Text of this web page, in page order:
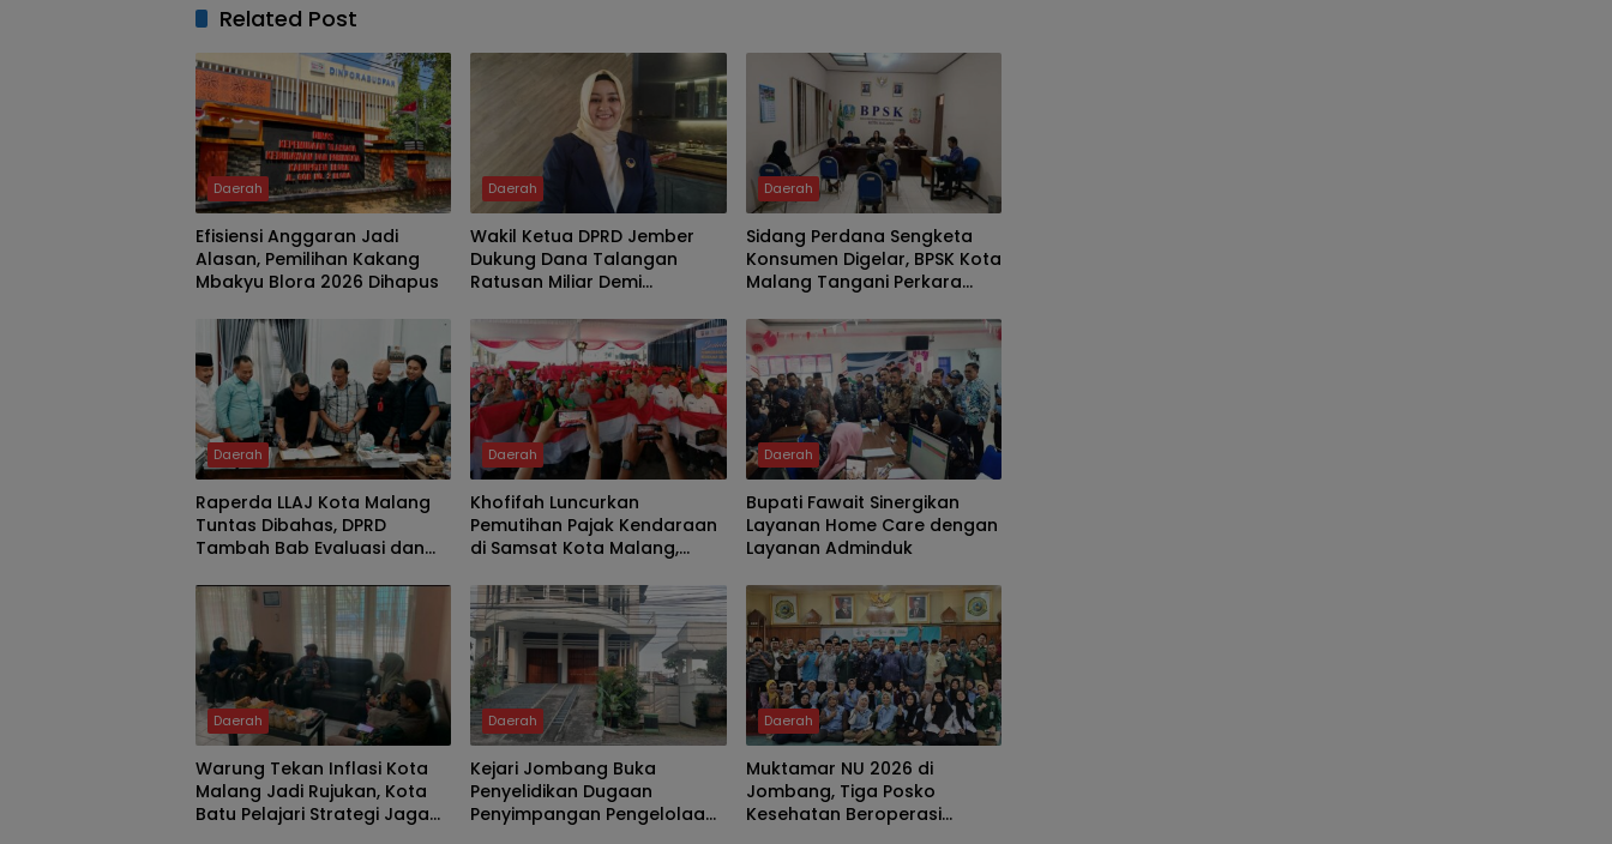
Related Post
Daerah
Efisiensi Anggaran Jadi
Alasan, Pemilihan Kakang
Mbakyu Blora 2026 Dihapus
Daerah
Wakil Ketua DPRD Jember
Dukung Dana Talangan
Ratusan Miliar Demi
dan Layanan Publik
Daerah
Sidang Perdana Sengketa
Konsumen Digelar, BPSK Kota
Malang Tangani Perkara
Majusari
Daerah
Raperda LLAJ Kota Malang
Tuntas Dibahas, DPRD
Tambah Bab Evaluasi dan
Demi Keselamatan Warga
Daerah
Khofifah Luncurkan
Pemutihan Pajak Kendaraan
di Samsat Kota Malang,
Meriahkan HUT RI
Daerah
Bupati Fawait Sinergikan
Layanan Home Care dengan
Layanan Adminduk
Daerah
Warung Tekan Inflasi Kota
Malang Jadi Rujukan, Kota
Batu Pelajari Strategi Jaga
Daerah
Kejari Jombang Buka
Penyelidikan Dugaan
Penyimpangan Pengelolaan
Daerah
Muktamar NU 2026 di
Jombang, Tiga Posko
Kesehatan Beroperasi